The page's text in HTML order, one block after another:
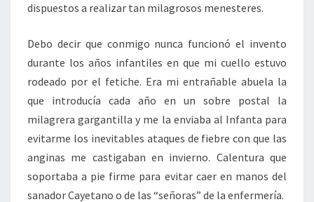
dispuestos a realizar tan milagrosos menesteres.
Debo decir que conmigo nunca funcionó el invento
durante los años infantiles en que mi cuello estuvo
rodeado por el fetiche. Era mi entrañable abuela la
que introducía cada año en un sobre postal la
milagrera gargantilla y me la enviaba al Infanta para
evitarme los inevitables ataques de fiebre con que las
anginas me castigaban en invierno. Calentura que
soportaba a pie firme para evitar caer en manos del
sanador Cayetano o de las “señoras” de la enfermería.